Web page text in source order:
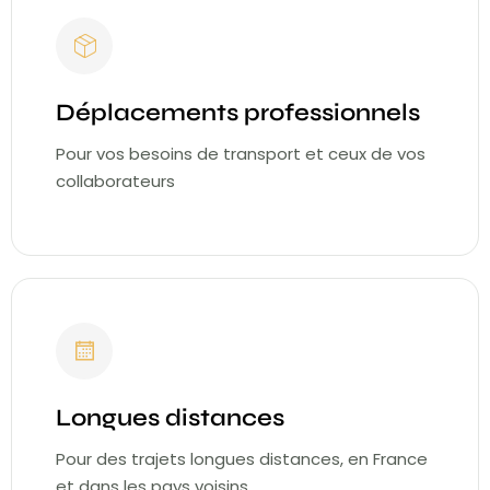
Déplacements professionnels
Pour vos besoins de transport et ceux de vos
collaborateurs
Longues distances
Pour des trajets longues distances, en France